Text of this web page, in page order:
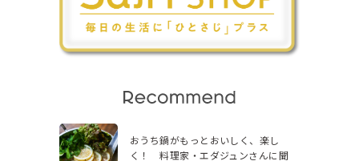
おうち鍋がもっとおいしく、楽し
く！ 料理家・エダジュンさんに聞